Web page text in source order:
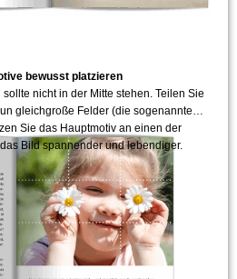
bewusst platzieren
nicht in der Mitte stehen. Teilen Sie
gleichgroße Felder (die sogenannte
Sie das Hauptmotiv an einen der
Bild spannender und lebendiger.